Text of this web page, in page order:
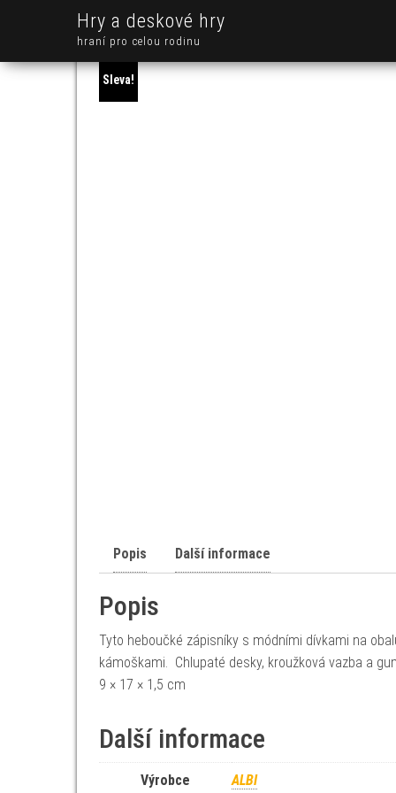
Hry a deskové hry
hraní pro celou rodinu
Sleva!
Popis Další informace
Popis
Tyto heboučké zápisníky s módními dívkami na
kámoškami. Chlupaté desky, kroužková vazba a
9 × 17 × 1,5 cm
Další informace
Výrobce ALBI